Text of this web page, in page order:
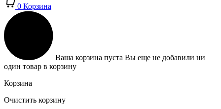
0 Корзина
Ваша корзина пуста Вы еще не добавили ни
один товар в корзину
Корзина
Очистить корзину